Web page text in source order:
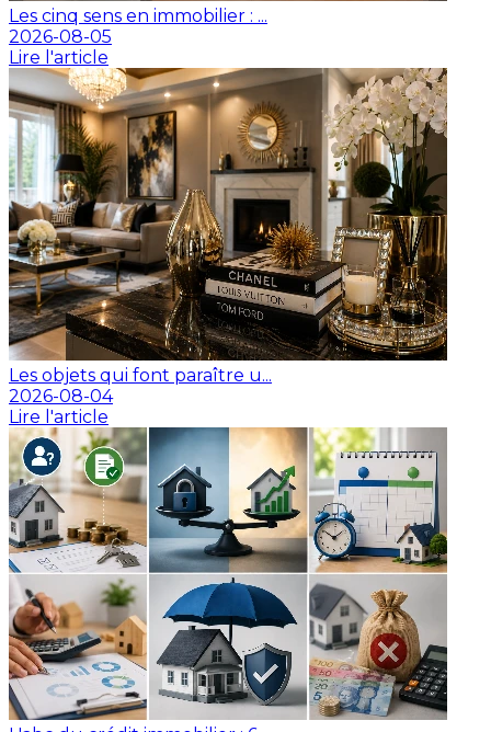
Les cinq sens en immobilier : ...
2026-08-05
Lire l'article
Les objets qui font paraître u...
2026-08-04
Lire l'article